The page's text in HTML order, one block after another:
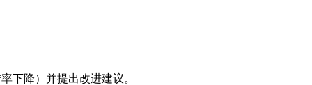
下降）并提出改进建议。